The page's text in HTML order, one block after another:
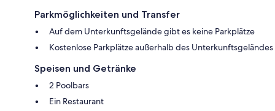
Parkmöglichkeiten und Transfer
Auf dem Unterkunftsgelände gibt es keine Parkplätze
Kostenlose Parkplätze außerhalb des Unterkunftsgeländes
Speisen und Getränke
2 Poolbars
Ein Restaurant